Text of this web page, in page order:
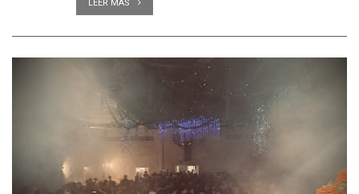
LEER MÁS